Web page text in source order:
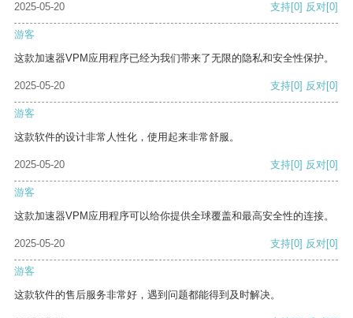
2025-05-20
支持[0] 反对[0]
游客
这款加速器VPM应用程序已经为我们带来了无限的隐私和安全性保护。
2025-05-20 支持[0] 反对[0]
游客
这款软件的设计非常人性化，使用起来非常舒服。
2025-05-20 支持[0] 反对[0]
游客
这款加速器VPM应用程序可以给你提供全球覆盖和最高安全性的连接。
2025-05-20 支持[0] 反对[0]
游客
这款软件的售后服务非常好，遇到问题都能得到及时解决。